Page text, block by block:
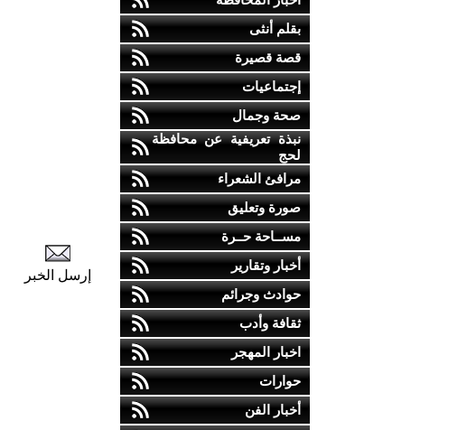
بقلم أنثى
قصة قصيرة
إجتماعيات
صحة وجمال
نبذة تعريفية عن محافظة
لحج
مرافئ الشعراء
صورة وتعليق
مســاحة حــرة
أخبار وتقارير
حوادث وجرائم
ثقافة وأدب
اخبار المهجر
حوارات
أخبار الفن
إرسل الخبر